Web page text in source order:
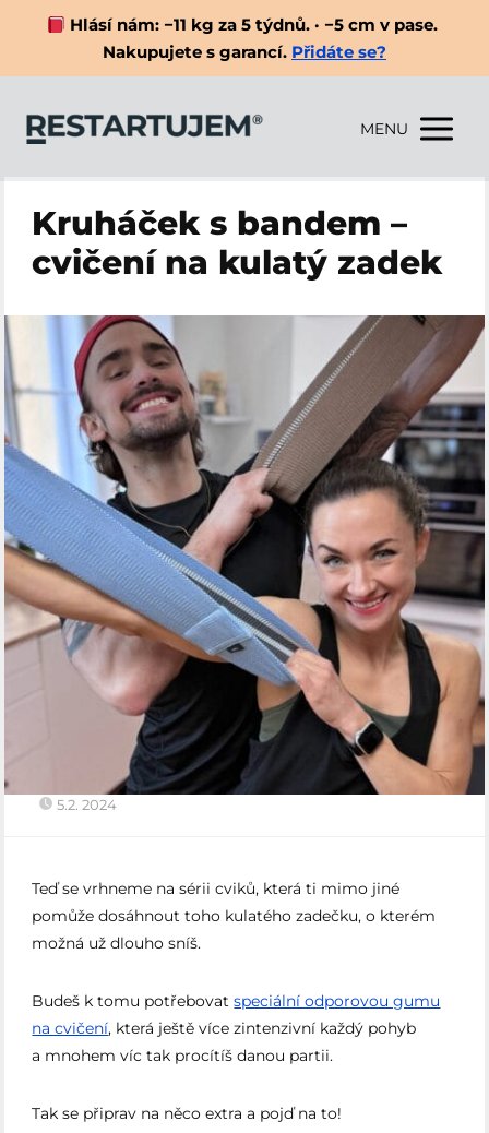
Hlásí nám: −11 kg za 5 týdnů. · −5 cm v pase.
Nakupujete s garancí. Přidáte se?
MENU
Kruháček s bandem –
cvičení na kulatý zadek
5.2. 2024
Teď se vrhneme na sérii cviků, která ti mimo jiné
pomůže dosáhnout toho kulatého zadečku, o kterém
možná už dlouho sníš.
Budeš k tomu potřebovatspeciální odporovou gumu
na cvičení, která ještě více zintenzivní každý pohyb
a mnohem víc tak procítíš danou partii.
Tak se připrav na něco extra a pojď na to!